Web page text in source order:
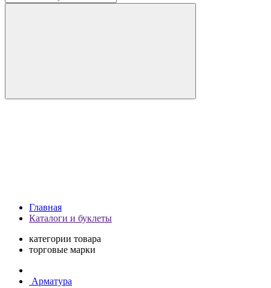
Главная
Каталоги и буклеты
категории товара
торговые марки
Арматура